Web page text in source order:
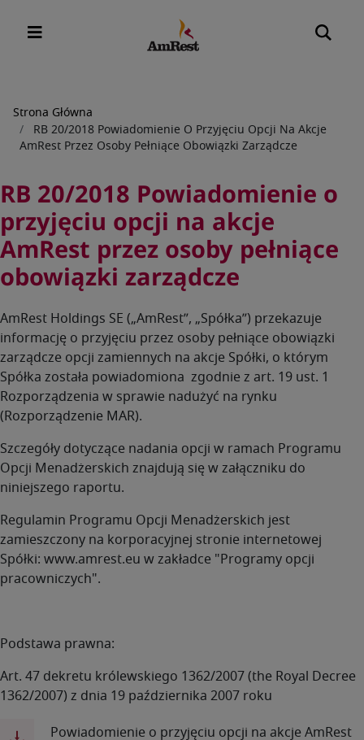
Ścieżka
nawigacyjna
Strona Główna
RB 20/2018 Powiadomienie O Przyjęciu Opcji Na Akcje
AmRest Przez Osoby Pełniące Obowiązki Zarządcze
RB 20/2018 Powiadomienie o
przyjęciu opcji na akcje
AmRest przez osoby pełniące
obowiązki zarządcze
AmRest Holdings SE („AmRest”, „Spółka”) przekazuje
informację o przyjęciu przez osoby pełniące obowiązki
zarządcze opcji zamiennych na akcje Spółki, o którym
Spółka została powiadomiona zgodnie z art. 19 ust. 1
Rozporządzenia w sprawie nadużyć na rynku
(Rozporządzenie MAR).
Szczegóły dotyczące nadania opcji w ramach Programu
Opcji Menadżerskich znajdują się w załączniku do
niniejszego raportu.
Regulamin Programu Opcji Menadżerskich jest
zamieszczony na korporacyjnej stronie internetowej
Spółki: www.amrest.eu w zakładce "Programy opcji
pracowniczych".
Podstawa prawna:
Art. 47 dekretu królewskiego 1362/2007 (the Royal Decree
1362/2007) z dnia 19 października 2007 roku
Powiadomienie o przyjęciu opcji na akcje AmRest